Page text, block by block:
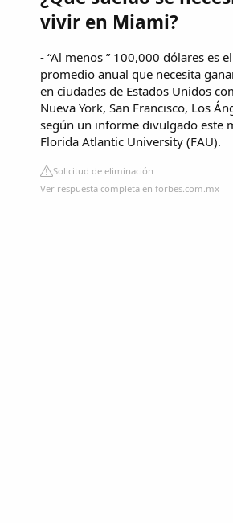
vivir en Miami?
- “Al menos ” 100,000 dólares es
promedio anual que necesita
en ciudades de Estados Unidos
Nueva York, San Francisco, Los
según un informe divulgado este
Florida Atlantic University (FAU).
Solicitud de eliminación
Ver respuesta completa en forbes.com.mx